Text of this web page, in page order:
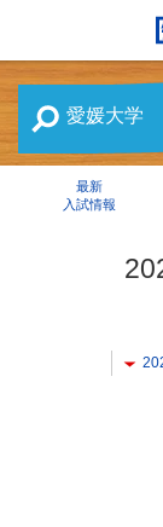
愛媛大学
最新
入試情報